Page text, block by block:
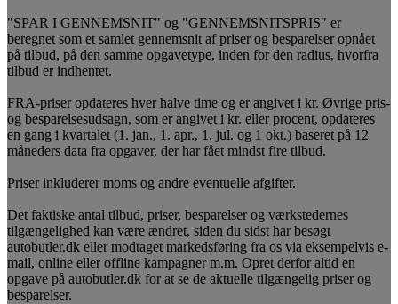
"SPAR I GENNEMSNIT" og "GENNEMSNITSPRIS" er
beregnet som et samlet gennemsnit af priser og besparelser opnået
på tilbud, på den samme opgavetype, inden for den radius, hvorfra
tilbud er indhentet.
FRA-priser opdateres hver halve time og er angivet i kr. Øvrige pris-
og besparelsesudsagn, som er angivet i kr. eller procent, opdateres
en gang i kvartalet (1. jan., 1. apr., 1. jul. og 1 okt.) baseret på 12
måneders data fra opgaver, der har fået mindst fire tilbud.
Priser inkluderer moms og andre eventuelle afgifter.
Det faktiske antal tilbud, priser, besparelser og værkstedernes
tilgængelighed kan være ændret, siden du sidst har besøgt
autobutler.dk eller modtaget markedsføring fra os via eksempelvis e-
mail, online eller offline kampagner m.m. Opret derfor altid en
opgave på autobutler.dk for at se de aktuelle tilgængelig priser og
besparelser.